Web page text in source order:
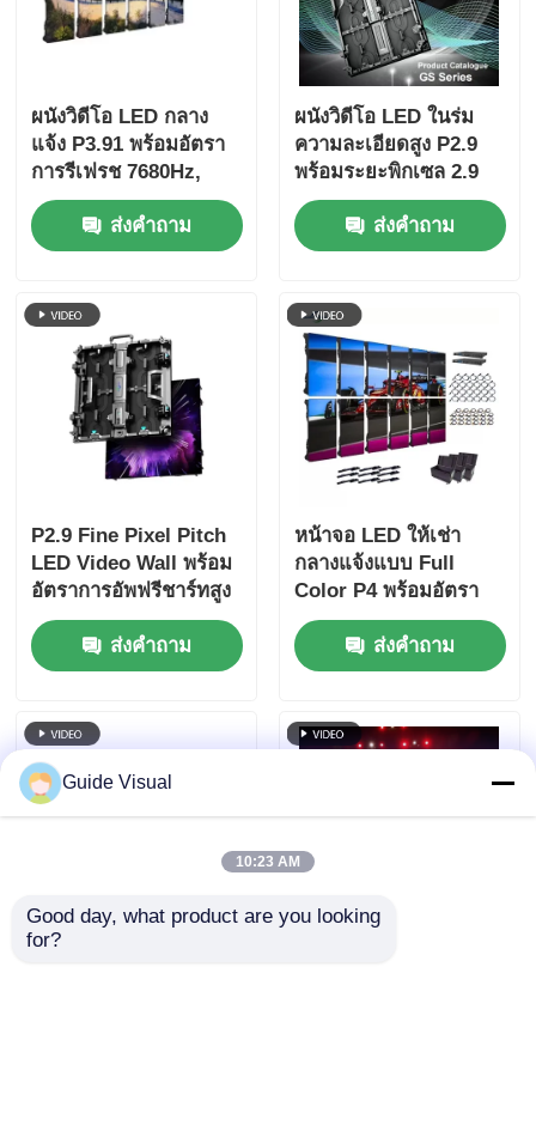
ผนังวิดีโอ LED กลาง
แจ้ง P3.91 พร้อมอัตรา
การรีเฟรช 7680Hz,
จอแสดงผลสีเต็มรูปแบบ
และการป้องกัน IP65
สำหรับคอนเสิร์ตและ
ส่งคำถาม
ผนังวิดีโอ LED ในร่ม
ความละเอียดสูง P2.9
พร้อมระยะพิกเซล 2.9
มม. อัตราการรีเฟรช
3840 Hz และความสว่าง
4500cd / ตร.ม.
ส่งคำถาม
P2.9 Fine Pixel Pitch
LED Video Wall พร้อม
อัตราการอัพฟรีชาร์ทสูง
7680Hz และการรองรับ
พลังงานและสัญญาณ
แบบสองแบบสําหรับ
ส่งคำถาม
หน้าจอ LED ให้เช่า
กลางแจ้งแบบ Full
Color P4 พร้อมอัตรา
การรีเฟรช 7680Hz และ
กันน้ำ IP65 สำหรับ
จอแสดงผล HD Video
ส่งคำถาม
Guide Visual
10:23 AM
Good day, what product are you looking
for?